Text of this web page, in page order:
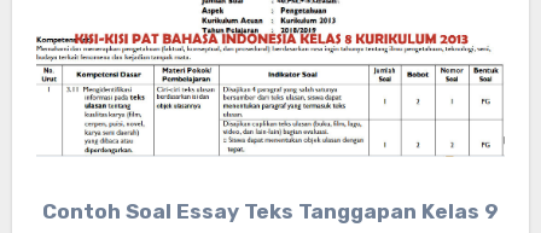
Contoh Soal Essay Teks Tanggapan Kelas 9